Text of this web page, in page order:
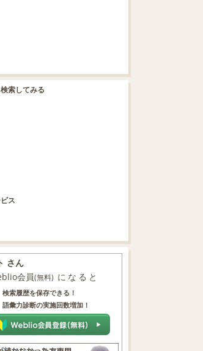
索してみる
ス
さん
会員(無料) になると
検索履歴を保存できる！
語彙力診断の実施回数増加！